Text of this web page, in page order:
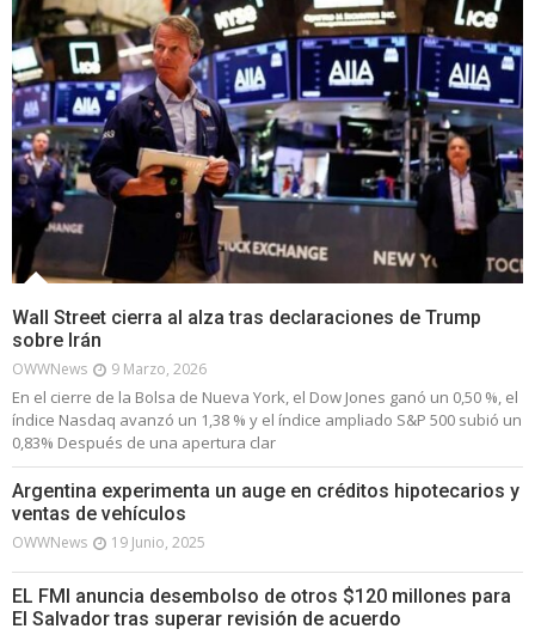
Wall Street cierra al alza tras declaraciones de Trump
sobre Irán
OWWNews 9 Marzo, 2026
En el cierre de la Bolsa de Nueva York, el Dow Jones ganó un 0,50 %, el
índice Nasdaq avanzó un 1,38 % y el índice ampliado S&P 500 subió un
0,83% Después de una apertura clar
Argentina experimenta un auge en créditos hipotecarios y
ventas de vehículos
OWWNews 19 Junio, 2025
EL FMI anuncia desembolso de otros $120 millones para
El Salvador tras superar revisión de acuerdo